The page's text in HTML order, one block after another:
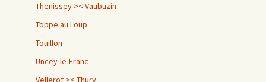
Thenissey >< Vaubuzin
Toppe au Loup
Touillon
Uncey-le-Franc
Vellerot >< Thury